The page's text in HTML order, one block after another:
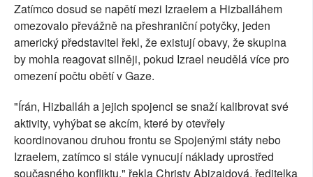
Zatímco dosud se napětí mezi Izraelem a Hizballáhem
omezovalo převážně na přeshraniční potyčky, jeden
americký představitel řekl, že existují obavy, že skupina
by mohla reagovat silněji, pokud Izrael neudělá více pro
omezení počtu obětí v Gaze.
"Írán, Hizballáh a jejich spojenci se snaží kalibrovat své
aktivity, vyhýbat se akcím, které by otevřely
koordinovanou druhou frontu se Spojenými státy nebo
Izraelem, zatímco si stále vynucují náklady uprostřed
současného konfliktu," řekla Christy Abizaidová, ředitelka